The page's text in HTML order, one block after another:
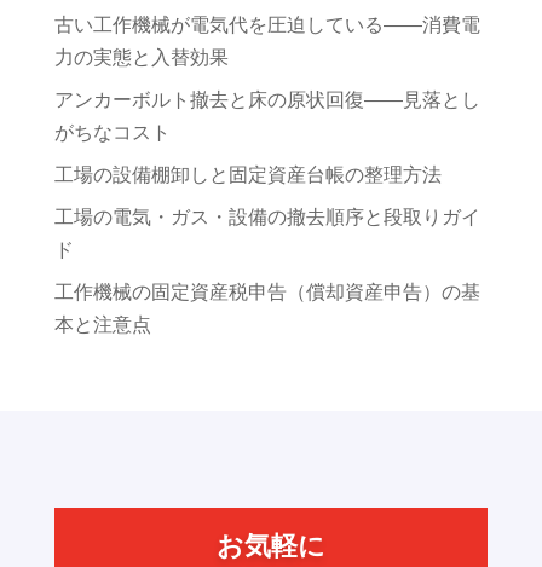
古い工作機械が電気代を圧迫している——消費電
力の実態と入替効果
アンカーボルト撤去と床の原状回復——見落とし
がちなコスト
工場の設備棚卸しと固定資産台帳の整理方法
工場の電気・ガス・設備の撤去順序と段取りガイ
ド
工作機械の固定資産税申告（償却資産申告）の基
本と注意点
お気軽に